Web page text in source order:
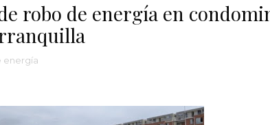
robo de energía en
energía